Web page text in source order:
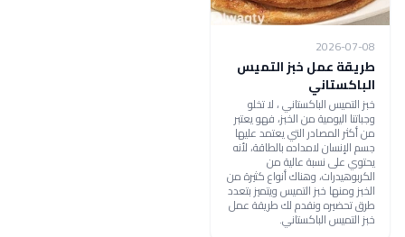
2026-07-08
طريقة عمل خبز التميس
الباكستاني
خبز التميس الباكستاني ، لا تخلو
وجباتنا اليومية من الخبز، فهو يعتبر
من أكثر المصادر التي يعتمد عليها
جسم الإنسان لامداده بالطاقة، لأنه
يحتوي على نسبة عالية من
الكربوهيدرات، وهناك أنواع كثيرة من
الخبز ومنها خبز التميس ويتميز بتعدد
طرق تحضيره ونقدم لك طريقة عمل
خبز التميس الباكستاني.